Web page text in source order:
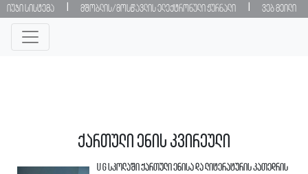
იუჯი სისტემა მშობლის/მოსწავლის ელექტრონული ჟურნალი ვებ მეილი
ქართული ენის კვირეული
UG სკოლაში ქართული ენისა და ლიტერატურის კათედრის